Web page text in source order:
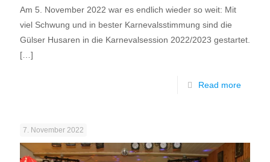
Am 5. November 2022 war es endlich wieder so weit: Mit
viel Schwung und in bester Karnevalsstimmung sind die
Gülser Husaren in die Karnevalsession 2022/2023 gestartet.
[…]
Read more
7. November 2022